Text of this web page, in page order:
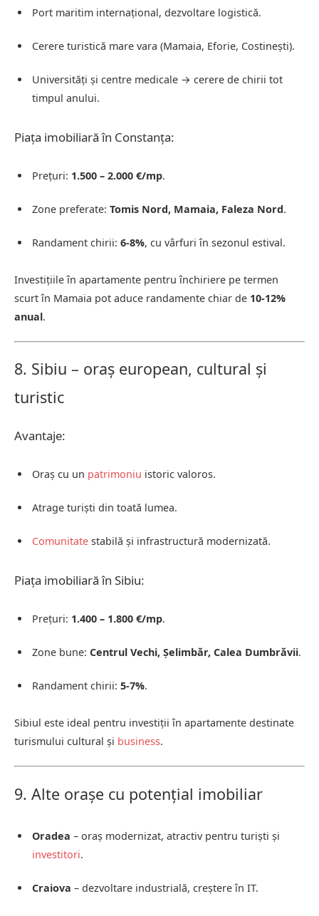
Port maritim internațional, dezvoltare logistică.
Cerere turistică mare vara (Mamaia, Eforie, Costinești).
Universități și centre medicale → cerere de chirii tot
timpul anului.
Piața imobiliară în Constanța:
Prețuri: 1.500 – 2.000 €/mp.
Zone preferate: Tomis Nord, Mamaia, Faleza Nord.
Randament chirii: 6-8%, cu vârfuri în sezonul estival.
Investițiile în apartamente pentru închiriere pe termen
scurt în Mamaia pot aduce randamente chiar de 10-12%
anual.
8. Sibiu – oraș european, cultural și
turistic
Avantaje:
Oraș cu un patrimoniu istoric valoros.
Atrage turiști din toată lumea.
Comunitate stabilă și infrastructură modernizată.
Piața imobiliară în Sibiu:
Prețuri: 1.400 – 1.800 €/mp.
Zone bune: Centrul Vechi, Șelimbăr, Calea Dumbrăvii.
Randament chirii: 5-7%.
Sibiul este ideal pentru investiții în apartamente destinate
turismului cultural și business.
9. Alte orașe cu potențial imobiliar
Oradea – oraș modernizat, atractiv pentru turiști și
investitori.
Craiova – dezvoltare industrială, creștere în IT.